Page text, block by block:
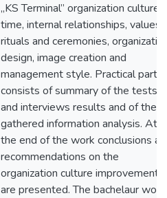
„KS Terminal” organization culture –
time, internal relationships, values,
rituals and ceremonies,
design, image creation and
management style. Practical part
consists of summary of the tests
and interviews results and of the
gathered information analysis. At
the end of the work conclusions
recommendations on the
organization culture improvement
are presented. The bachelaur work